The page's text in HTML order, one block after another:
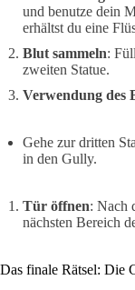
und benutze dein
erhältst du eine
Blut sammeln:
zweiten Statue.
Verwendung des
Gehe zur dritten
in den Gully.
Tür öffnen: Nach
nächsten Bereich
Das finale Rätsel: Die